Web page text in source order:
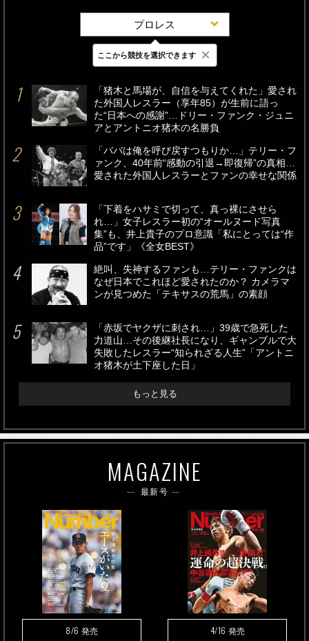
プロレス
最新 24時間 週間
「猪木と馬場が、自信を与えてくれた」愛され
た外国人レスラー（享年85）が生前に語っ
た“日本への感謝”…ドリー・ファンク・ジュニ
アとアントニオ猪木の名勝負
「ババは俺を呼び戻すつもりか…」テリー・フ
ァンク、40年前“感動の引退→即復帰”の真相…
愛された外国人レスラーとファンの幸せな関係
「下着をハサミで切って、真っ裸にさせら
れ…」女子レスラー初の“オールヌード写真
集”も、井上貴子のプロ意識「私にとっては“作
品”です」《全女BEST》
絶叫、失神するファンも…テリー・ファンクは
なぜ日本でこれほど愛されたのか？ カメラマ
ンが見つめた「テキサスの荒馬」の素顔
「赤坂でヤクザに刺され…」39歳で急死した
力道山…その後継社長になり、ギャンブルで大
失敗したレスラー“知られざる人生”「アントニ
オ猪木が土下座した日」
もっと見る
MAGAZINE
最新号
8/6 発売 4/16 発売
ここから競技を選択できます ×